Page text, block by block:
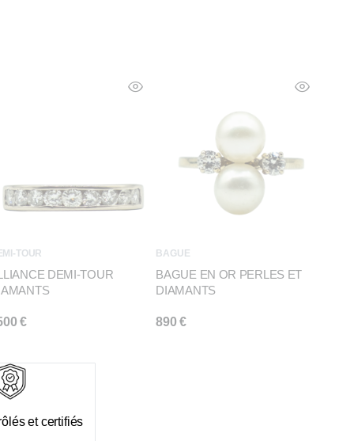
TOUR
DEMI-TOUR
€
BAGUE
BAGUE EN OR PERLES ET
DIAMANTS
890€
et certifiés